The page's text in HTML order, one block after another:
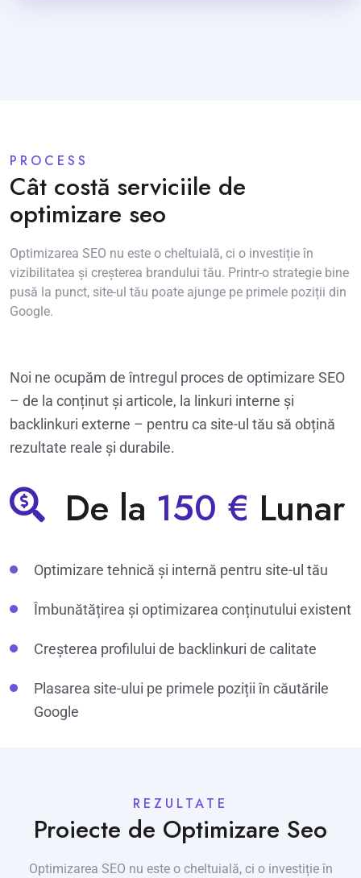
PROCESS
Cât costă serviciile de
optimizare seo
Optimizarea SEO nu este o cheltuială, ci o investiție în
vizibilitatea și creșterea brandului tău. Printr-o strategie bine
pusă la punct, site-ul tău poate ajunge pe primele poziții din
Google.
Noi ne ocupăm de întregul proces de optimizare SEO
– de la conținut și articole, la linkuri interne și
backlinkuri externe – pentru ca site-ul tău să obțină
rezultate reale și durabile.
De la 150 € Lunar
Optimizare tehnică și internă pentru site-ul tău
Îmbunătățirea și optimizarea conținutului existent
Creșterea profilului de backlinkuri de calitate
Plasarea site-ului pe primele poziții în căutările
Google
REZULTATE
Proiecte de Optimizare Seo
Optimizarea SEO nu este o cheltuială, ci o investiție în